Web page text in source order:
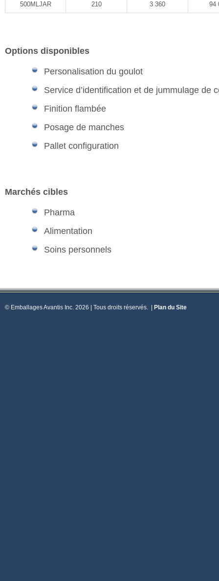
500MLJAR 210 3 360 94
Options disponibles
Personalisation du goulot
Service d’identification et de jummulage de
Finition flambée
Posage de manches
Pallet configuration
Marchés cibles
Pharma
Alimentation
Soins personnels
© Emballages Avantis Inc. 2026 | Tous droits réservés. Plan du Site